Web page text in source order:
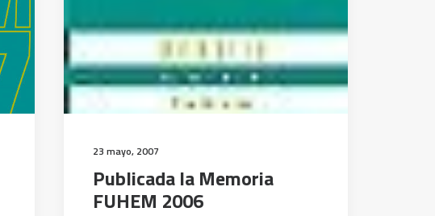
23 mayo, 2007
Publicada la Memoria
FUHEM 2006